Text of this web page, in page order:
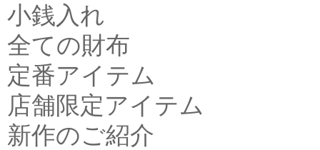
小銭入れ
全ての財布
定番アイテム
店舗限定アイテム
新作のご紹介